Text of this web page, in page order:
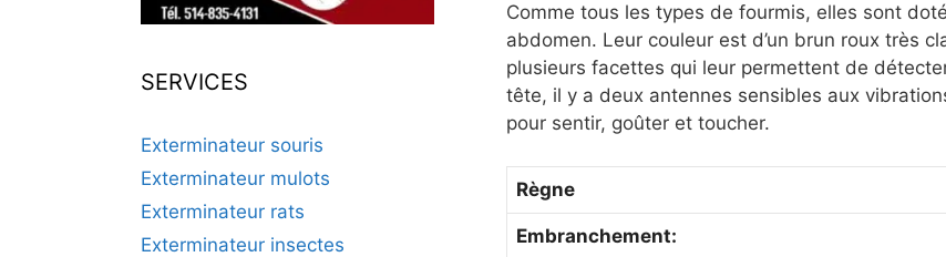
Comme tous les types de fourmis, elles sont
abdomen. Leur couleur est d’un brun roux très
plusieurs facettes qui leur permettent de
tête, il y a deux antennes sensibles aux
pour sentir, goûter et toucher.
Règne
Embranchement:
SERVICES
Exterminateur souris
Exterminateur mulots
Exterminateur rats
Exterminateur insectes